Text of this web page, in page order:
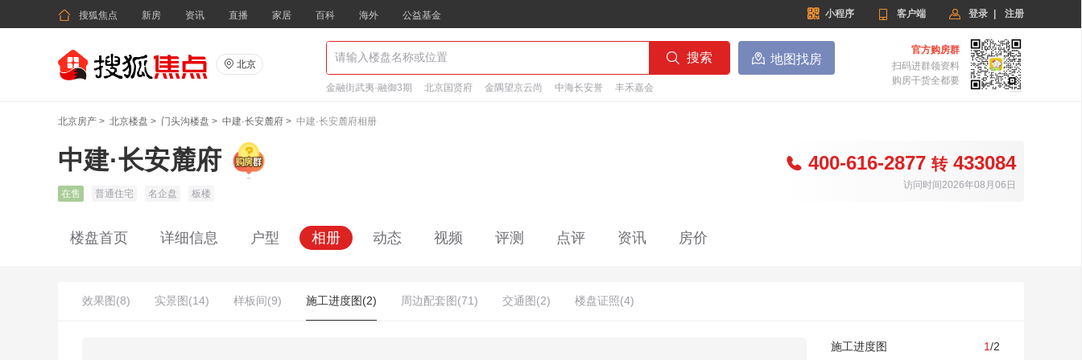
 搜狐焦点 新房 资讯 直播 家居 百科 海外 公益基金  小程序  客户端  登录 注册
 北京  搜索  地图找房
金融街武夷·融御3期 北京国贤府 金隅望京云尚 中海长安誉 丰禾嘉会
官方购房群
扫码进群领资料
购房干货全都要
北京房产 > 北京楼盘 > 门头沟楼盘 > 中建·长安麓府 > 中建·长安麓府相册
中建·长安麓府
在售 普通住宅 名企盘 板楼
 400-616-2877 转433084
访问时间2026年08月06日
楼盘首页 详细信息 户型 相册 动态 视频 评测 点评 资讯 房价
效果图(8) 实景图(14) 样板间(9) 施工进度图(2) 周边配套图(71) 交通图(2) 楼盘证照(4)
施工进度图 1/2